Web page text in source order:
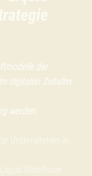
der
digitalen Zeitalter
werden.
Unternehmen in
Workforce